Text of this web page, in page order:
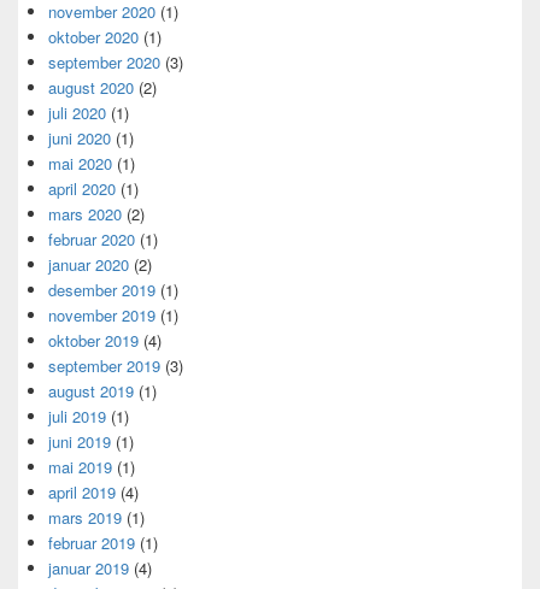
november 2020 (1)
oktober 2020 (1)
september 2020 (3)
august 2020 (2)
juli 2020 (1)
juni 2020 (1)
mai 2020 (1)
april 2020 (1)
mars 2020 (2)
februar 2020 (1)
januar 2020 (2)
desember 2019 (1)
november 2019 (1)
oktober 2019 (4)
september 2019 (3)
august 2019 (1)
juli 2019 (1)
juni 2019 (1)
mai 2019 (1)
april 2019 (4)
mars 2019 (1)
februar 2019 (1)
januar 2019 (4)